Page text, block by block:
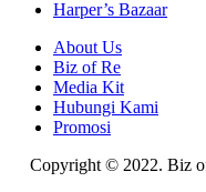
Harper’s Bazaar
About Us
Biz of Re
Media Kit
Hubungi Kami
Promosi
Copyright © 2022. Biz